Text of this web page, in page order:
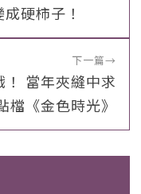
硬柿子！
下一篇→
當年夾縫中求
檔《金色時光》